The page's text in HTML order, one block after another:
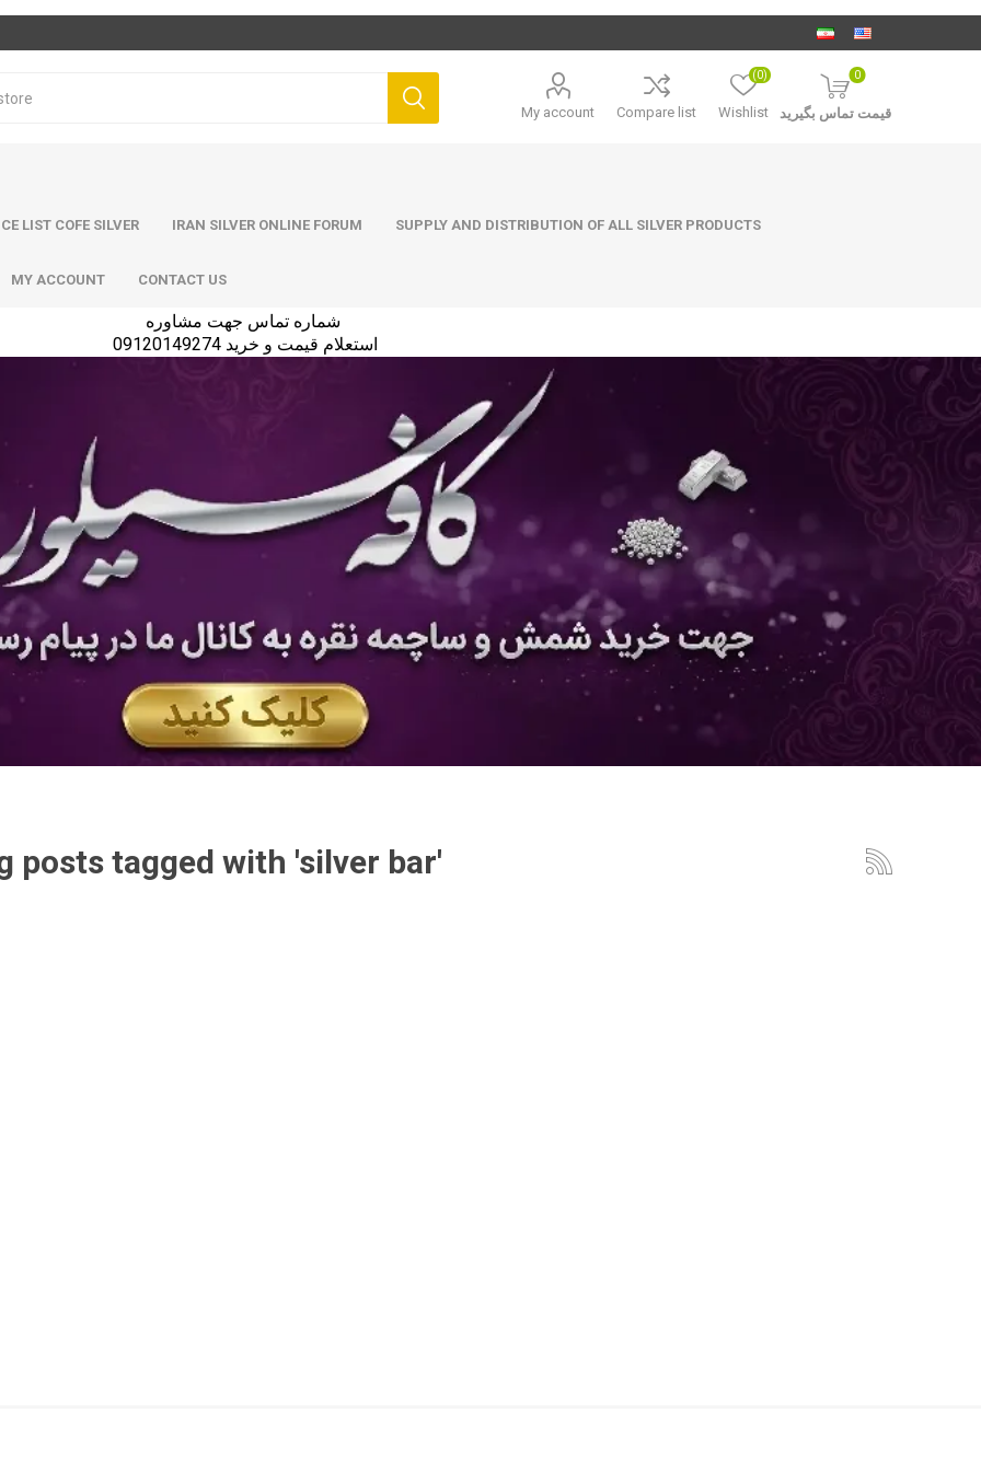
My account Compare list Wishlist
(0) 0
قیمت تماس بگیرید
LIST COFE SILVER IRAN SILVER ONLINE FORUM SUPPLY AND DISTRIBUTION OF ALL SILVER PRODUCTS
MY ACCOUNT CONTACT US
استعلام قیمت و خرید 09120149274
posts tagged with 'silver bar'